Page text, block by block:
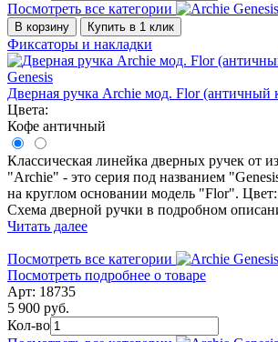
Посмотреть все категории
В корзину Купить в 1 клик
Фиксаторы и накладки
Дверная ручка Archie мод. Flor (античный
Цвета:
Кофе античный
Классическая линейка дверных ручек от
"Archie" - это серия под названием
на круглом основании модель "Flor".
Схема дверной ручки в подробном
Читать далее
Посмотреть все категории
Посмотреть подробнее о товаре
Арт: 18735
5 900 руб.
Кол-во